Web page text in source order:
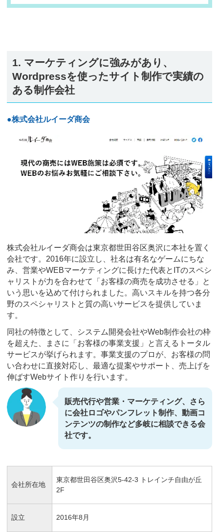
1. マーケティングに強みがあり、
Wordpressを使ったサイト制作で実績の
ある制作会社
●株式会社ルイーダ商会
株式会社ルイーダ商会は東京都世田谷区奥沢に本社を置く
会社です。2016年に設立し、社名は有名なゲームにちな
み、営業やWEBマーケティングに長けた代表とITのスペシ
ャリストが力を合わせて「お客様の商売を成功させる」と
いう思いを込めて付けられました。高いスキルを持つ各分
野のスペシャリストと質の高いサービスを提供していま
す。
同社の特徴として、システム開発会社やWeb制作会社の枠
を超えた、まさに「お客様の事業支援」と言えるトータル
サービスが挙げられます。事業支援のプロが、お客様の問
い合わせに直接対応し、最適な提案やサポート、売上げを
伸ばすWebサイト作りを行います。
販売代行や営業・マーケティング、さら
に会社ロゴやパンフレット制作、動画コ
ンテンツの制作など多岐に相談できる会
社です。
会社所在地
東京都世田谷区奥沢5-42-3 トレインチ自由が丘
2F
設立 2016年8月